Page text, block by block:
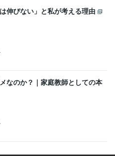
伸びない」と私が考える理由
なのか？｜家庭教師としての本